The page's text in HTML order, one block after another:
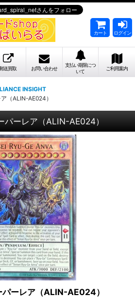
カート ログイン
送買取 お問い合わせ
支払い期限につ
いて
ご利用案内
INSIGHT
（ALIN-AE024）
ーレア（ALIN-AE024）
ーレア（ALIN-AE024）